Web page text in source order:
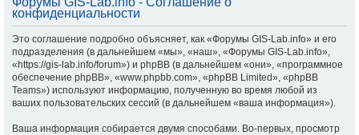
конфиденциальности
Это соглашение подробно объясняет, как «Форумы GIS-Lab.info» и его
подразделения (в дальнейшем «мы», «наш», «Форумы GIS-Lab.info»,
«https://gis-lab.info/forum») и phpBB (в дальнейшем «они», «программное
обеспечение phpBB», «www.phpbb.com», «phpBB Limited», «phpBB
Teams») используют информацию, полученную во время любой из
ваших пользовательских сессий (в дальнейшем «ваша информация»).
Ваша информация собирается двумя способами. Во-первых, просмотр